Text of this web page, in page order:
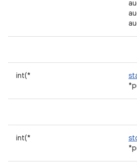
int(*
int(*